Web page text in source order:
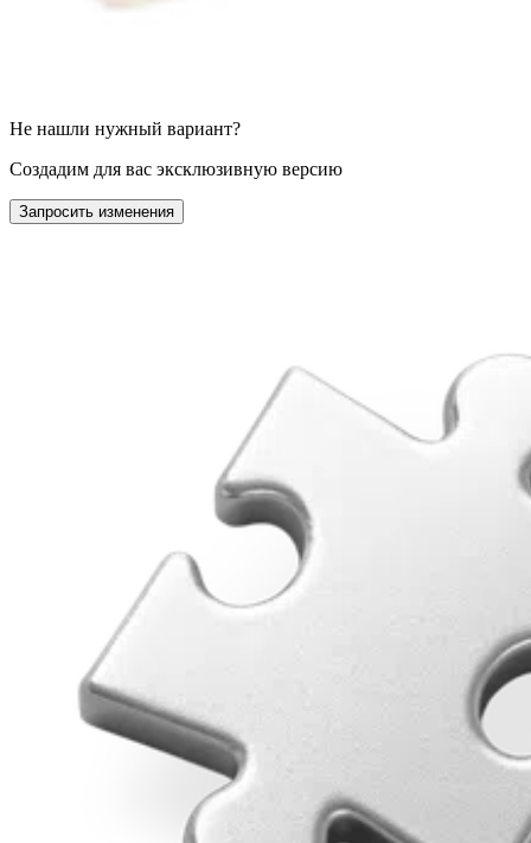
Не нашли нужный вариант?
Создадим для вас эксклюзивную версию
Запросить изменения